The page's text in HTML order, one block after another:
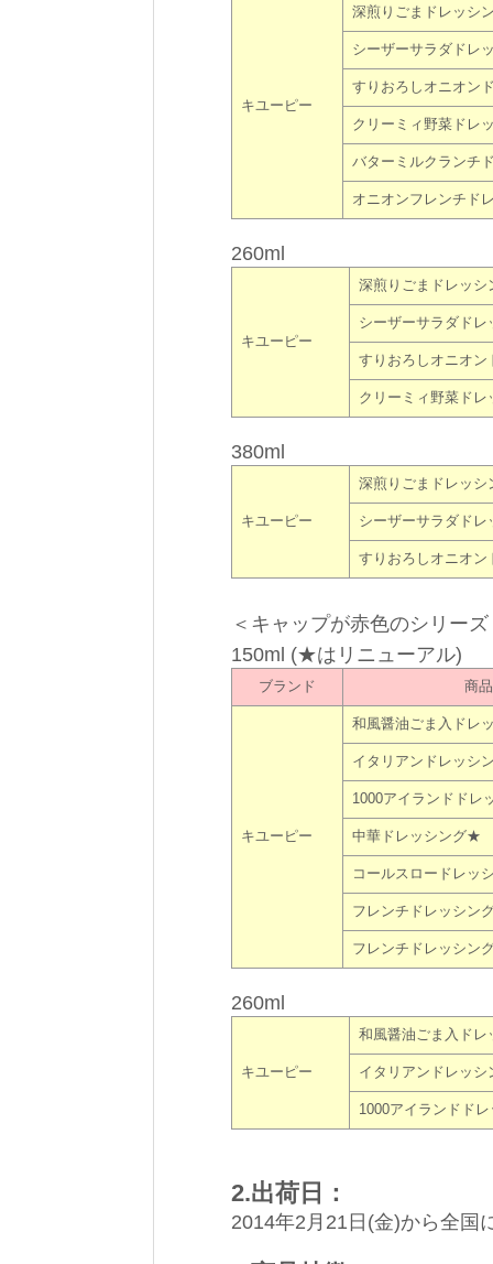
キユーピー
深煎りごまドレッシ
シーザーサラダドレ
すりおろしオニオン
クリーミィ野菜ドレ
バターミルクランチ
オニオンフレンチド
260ml
キユーピー
深煎りごまドレッシ
シーザーサラダドレ
すりおろしオニオン
クリーミィ野菜ドレ
380ml
キユーピー
深煎りごまドレッシ
シーザーサラダドレ
すりおろしオニオン
＜キャップが赤色のシリーズ
150ml (★はリニューアル)
ブランド 商
キユーピー
和風醤油ごま入ドレ
イタリアンドレッシ
1000アイランドドレ
中華ドレッシング★
コールスロードレッ
フレンチドレッシン
フレンチドレッシン
260ml
キユーピー
和風醤油ごま入ドレ
イタリアンドレッシ
1000アイランドド
2.出荷日：
2014年2月21日(金)から全国